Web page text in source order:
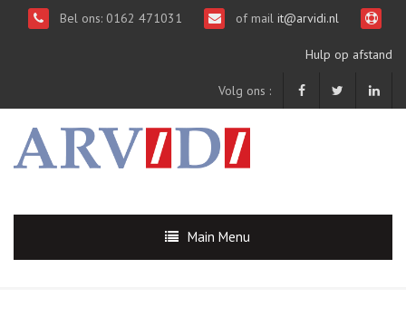
Bel ons: 0162 471031 of mail it@arvidi.nl
Hulp op afstand
Volg ons :
Main Menu